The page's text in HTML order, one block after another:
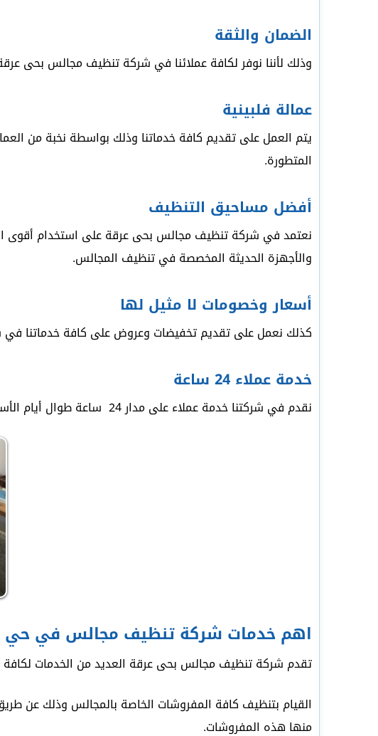
الضمان والثقة
وذلك لأننا نوفر لكافة عملائنا في شركة تنظيف مجالس بحى
عمالة فلبينية
يتم العمل على تقديم كافة خدماتنا وذلك بواسطة نخبة من
المتطورة.
أفضل مساحيق التنظيف
نعتمد في شركة تنظيف مجالس بحى عرقة على استخدام أقوى
والأجهزة الحديثة المخصصة في تنظيف المجالس.
أسعار وخصومات لا مثيل لها
كذلك نعمل على تقديم تخفيضات وعروض على كافة خدماتنا في
خدمة عملاء 24 ساعة
نقدم في شركتنا خدمة عملاء على مدار 24 ساعة طوال أيام الأسبوع وذلك لتلبية كافة احتياجات عملائنا بكل احترافية وجدية.
اهم خدمات شركة تنظيف مجالس في حي
تقدم شركة تنظيف مجالس بحى عرقة العديد من الخدمات لكافة
القيام بتنظيف كافة المفروشات الخاصة بالمجالس وذلك عن
منها هذه المفروشات.